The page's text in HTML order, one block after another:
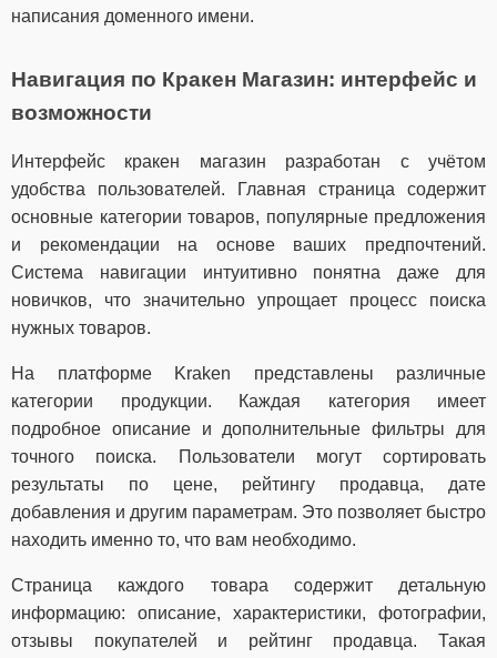
написания доменного имени.
Навигация по Кракен Магазин: интерфейс и
возможности
Интерфейс кракен магазин разработан с учётом
удобства пользователей. Главная страница содержит
основные категории товаров, популярные предложения
и рекомендации на основе ваших предпочтений.
Система навигации интуитивно понятна даже для
новичков, что значительно упрощает процесс поиска
нужных товаров.
На платформе Kraken представлены различные
категории продукции. Каждая категория имеет
подробное описание и дополнительные фильтры для
точного поиска. Пользователи могут сортировать
результаты по цене, рейтингу продавца, дате
добавления и другим параметрам. Это позволяет быстро
находить именно то, что вам необходимо.
Страница каждого товара содержит детальную
информацию: описание, характеристики, фотографии,
отзывы покупателей и рейтинг продавца. Такая